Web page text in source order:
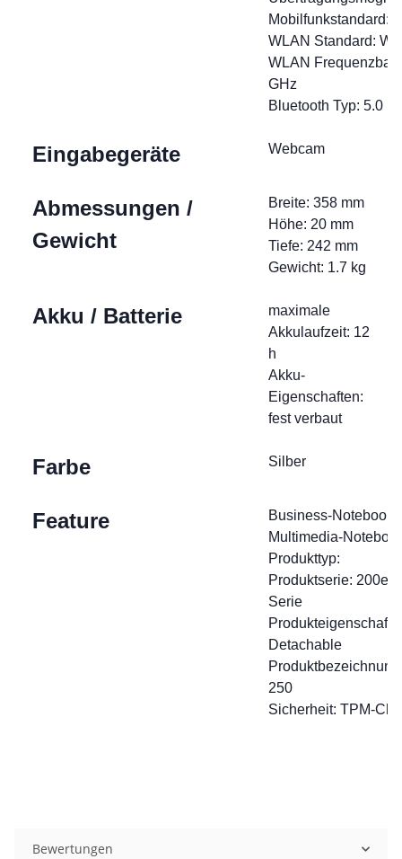
Mobilfunkstandard:
WLAN Standard:
WLAN
GHz
Bluetooth Typ: 5.0
Eingabegeräte Webcam
Abmessungen /
Gewicht
Breite: 358 mm
Höhe: 20 mm
Tiefe: 242 mm
Gewicht: 1.7 kg
Akku / Batterie
maximale
Akkulaufzeit: 12
h
Akku-
Eigenschaften:
fest verbaut
Farbe Silber
Feature
Business-Notebook
Multimedia-
Produkttyp:
Produktserie: 200er
Serie
Detachable
250
Sicherheit: TPM-
Bewertungen